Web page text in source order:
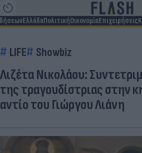
ΕλλάδαΠολιτικήΟικονομίαΕπιχειρήσεις
LIFE Showbiz
Λιζέτα Νικολάου:
της τραγουδίστριας στην
αντίο του Γιώργου Λιάνη